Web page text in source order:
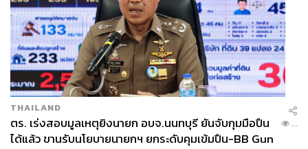
THAILAND
ตร. เร่งสอบมูลเหตุยิงนายก อบจ.นนทบุรี ยันจับกุมมือปืน
ได้แล้ว ขานรับนโยบายนายกฯ ยกระดับคุมเข้มปืน-BB Gun
...